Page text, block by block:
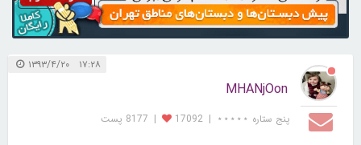
۱۷:۲۸ ۱۳۹۳/۴/۲۰
MHANjOon
پنج ستاره ⋆⋆⋆⋆⋆ |
17092
| 8177 پست